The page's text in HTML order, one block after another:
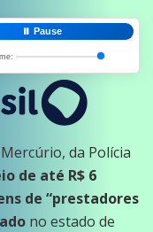
⏸️ Pause
da Polícia
de até R$ 6
de “prestadores
no estado de